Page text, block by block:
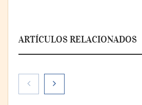
ARTÍCULOS RELACIONADOS